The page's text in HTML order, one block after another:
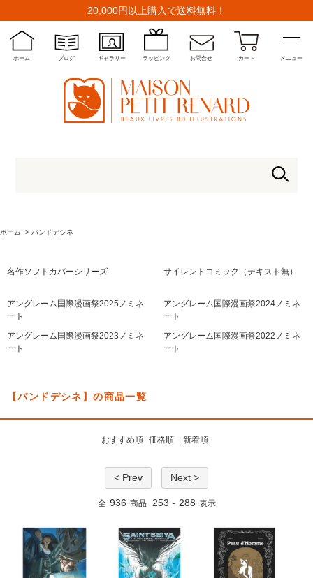
20,000円以上購入で送料無料！
ホーム ブログ ギャラリー ラッピング お問合せ カート メニュー
ホーム > バンドデシネ
名作ソフトカバーシリーズ サイレントコミック（テキスト無）
アングレーム国際漫画祭2025ノミネ
ート
アングレーム国際漫画祭2024ノミネ
ート
アングレーム国際漫画祭2023ノミネ
ート
アングレーム国際漫画祭2022ノミネ
ート
【バンドデシネ】の商品一覧
おすすめ順 価格順 新着順
< Prev Next >
全 936 商品 253 - 288 表示